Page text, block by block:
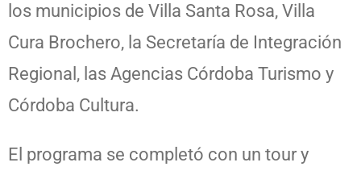
los municipios de Villa Santa Rosa, Villa
Cura Brochero, la Secretaría de Integración
Regional, las Agencias Córdoba Turismo y
Córdoba Cultura.
El programa se completó con un tour y